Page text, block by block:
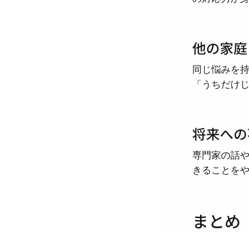
他の家
同じ悩みを
「うちだけ
将来へ
専門家の話
きることを
まとめ